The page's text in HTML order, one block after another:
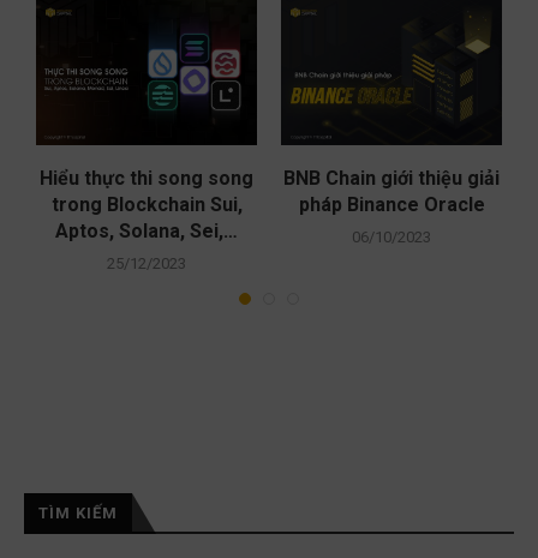
Hiểu thực thi song song
trong Blockchain Sui,
Aptos, Solana, Sei,…
25/12/2023
BNB Chain giới thiệu giải
pháp Binance Oracle
06/10/2023
TÌM KIẾM